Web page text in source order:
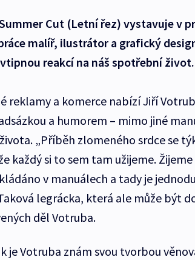
Cut (Letní řez) vystavuje v
malíř, ilustrátor a grafický
reakcí na náš spotřební život.
reklamy a komerce nabízí Jiří
a humorem – mimo jiné
„Příběh zlomeného srdce se
každý si to sem tam užijeme.
v manuálech a tady je
legrácka, která ale může být
děl Votruba.
je Votruba znám svou tvorbou